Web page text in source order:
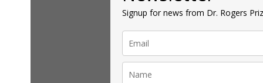
Signup for news from Dr. Rogers